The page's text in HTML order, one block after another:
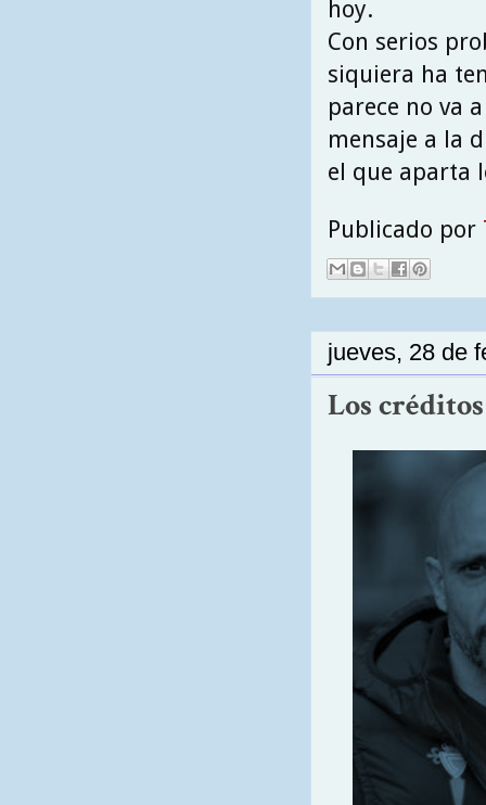
hoy.
Con serios
siquiera ha
parece no va
mensaje a la
el que aparta
Publicado por
jueves, 28 de
Los